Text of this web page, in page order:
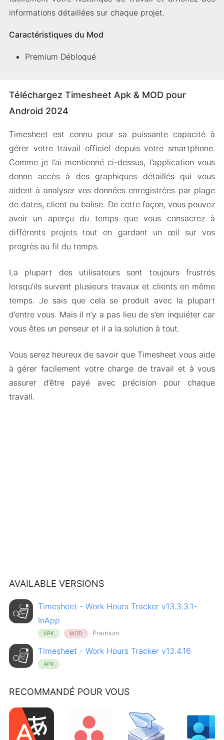
informations détaillées sur chaque projet.
Caractéristiques du Mod
Premium Débloqué
Téléchargez Timesheet Apk & MOD pour
Android 2024
Timesheet est connu pour sa puissante capacité à
gérer votre travail officiel depuis votre smartphone.
Comme je l’ai mentionné ci-dessus, l’application vous
donne accès à des graphiques détaillés qui vous
aident à analyser vos données enregistrées par plage
de dates, client ou balise. De cette façon, vous pouvez
avoir un aperçu du temps que vous consacrez à
différents projets tout en gardant un œil sur vos
progrès au fil du temps.
La plupart des utilisateurs sont toujours frustrés
lorsqu’ils suivent plusieurs travaux et clients en même
temps. Je sais que cela se produit avec la plupart
d’entre vous. Mais il n’y a pas lieu de s’en inquiéter car
vous êtes un penseur et il a la solution à tout.
Vous serez heureux de savoir que Timesheet vous aide
à gérer facilement votre charge de travail et à vous
assurer d’être payé avec précision pour chaque
travail.
AVAILABLE VERSIONS
Timesheet - Work Hours Tracker v13.3.3.1-
InApp
APK MOD Premium
Timesheet - Work Hours Tracker v13.4.16
APK
RECOMMANDÉ POUR VOUS